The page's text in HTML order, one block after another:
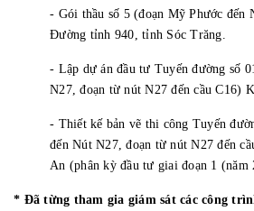
- Gói thầu số 5 (đoạn Mỹ Phước đến
Đường tỉnh 940, tỉnh Sóc Trăng.
- Lập dự án đầu tư Tuyến đường số
N27, đoạn từ nút N27 đến cầu C16)
- Thiết kế bản vẽ thi công Tuyến
đến Nút N27, đoạn từ nút N27 đến
An (phân kỳ đầu tư giai đoạn 1 (năm
* Đã từng tham gia giám sát các công